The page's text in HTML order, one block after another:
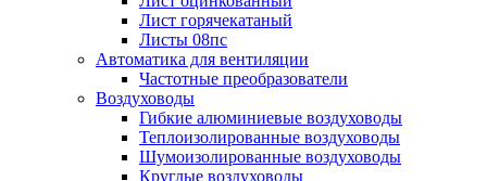
Лист горячекатаный
Листы 08пс
Автоматика для вентиляции
Частотные преобразователи
Воздуховоды
Гибкие алюминиевые воздуховоды
Теплоизолированные воздуховоды
Шумоизолированные воздуховоды
Круглые воздуховоды